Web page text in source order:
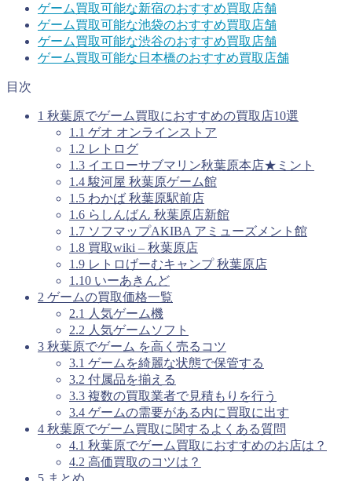
ゲーム買取可能な新宿のおすすめ買取店舗
ゲーム買取可能な池袋のおすすめ買取店舗
ゲーム買取可能な渋谷のおすすめ買取店舗
ゲーム買取可能な日本橋のおすすめ買取店舗
目次
1 秋葉原でゲーム買取におすすめの買取店10選
1.1 ゲオ オンラインストア
1.2 レトログ
1.3 イエローサブマリン秋葉原本店★ミント
1.4駿河屋 秋葉原ゲーム館
1.5 わかば 秋葉原駅前店
1.6 らしんばん 秋葉原店新館
1.7 ソフマップAKIBA アミューズメント館
1.8 買取wiki – 秋葉原店
1.9 レトロげーむキャンプ 秋葉原店
1.10 いーあきんど
2 ゲームの買取価格一覧
2.1 人気ゲーム機
2.2 人気ゲームソフト
3 秋葉原でゲーム を高く売るコツ
3.1 ゲームを綺麗な状態で保管する
3.2 付属品を揃える
3.3 複数の買取業者で見積もりを行う
3.4 ゲームの需要がある内に買取に出す
4 秋葉原でゲーム買取に関するよくある質問
4.1 秋葉原でゲーム買取におすすめのお店は？
4.2 高価買取のコツは？